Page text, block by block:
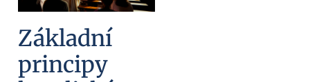
Základní
principy